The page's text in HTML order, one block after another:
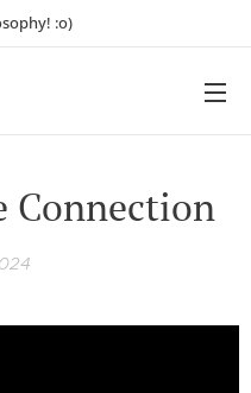
:o)
Connection